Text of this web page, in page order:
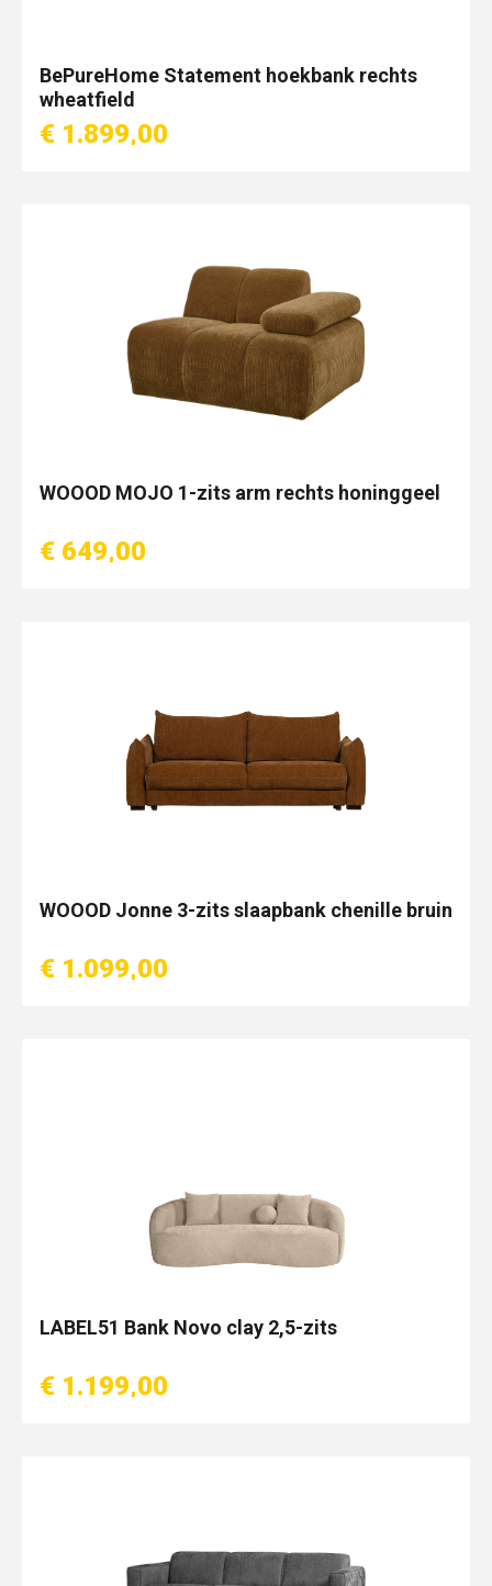
BePureHome Statement hoekbank rechts
wheatfield
€ 1.899,00
WOOOD MOJO 1-zits arm rechts honinggeel
€ 649,00
WOOOD Jonne 3-zits slaapbank chenille bruin
€ 1.099,00
LABEL51 Bank Novo clay 2,5-zits
€ 1.199,00